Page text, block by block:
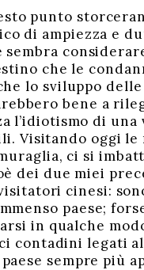
punto
di ampiezza e
sembra
che le
lo sviluppo
bene a
l’idiotismo di
Visitando oggi le
ci si
dei due miei
cinesi:
paese;
in qualche
contadini legati
sempre più